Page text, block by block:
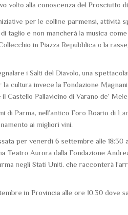
volto alla conoscenza del Prosciutto
per le colline parmensi, attività
taglio e non mancherà la musica
in Piazza Repubblica o la
i Salti del Diavolo, una
cultura invece la Fondazione Magnani
Castello Pallavicino di Varano de’
di Parma, nell’antico Foro Boario di
ai migliori vini.
per venerdì 6 settembre alle 18:30
Teatro Aurora dalla Fondazione
negli Stati Uniti. che racconterà
in Provincia alle ore 10.30 dove